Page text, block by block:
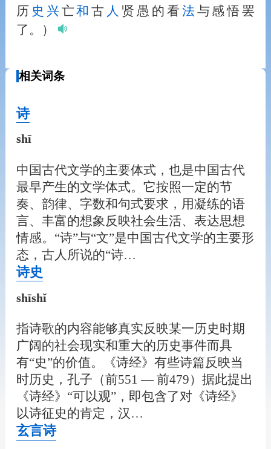
历 史 兴亡和古 人 贤愚的看 法与感悟罢
了。）
相关词条
诗
shī
中国古代文学的主要体式，也是中国古代
最早产生的文学体式。它按照一定的节
奏、韵律、字数和句式要求，用凝练的语
言、丰富的想象反映社会生活、表达思想
情感。“诗”与“文”是中国古代文学的主要形
态，古人所说的“诗…
诗史
shīshǐ
指诗歌的内容能够真实反映某一历史时期
广阔的社会现实和重大的历史事件而具
有“史”的价值。《诗经》有些诗篇反映当
时历史，孔子（前551 — 前479）据此提出
《诗经》“可以观”，即包含了对《诗经》
以诗征史的肯定，汉…
玄言诗